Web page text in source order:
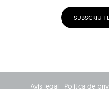
SUBSCRIU-
Avís legal Política de